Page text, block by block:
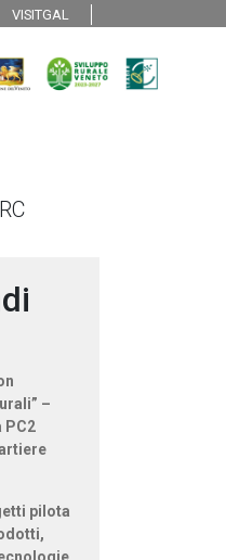
VISITGAL
–
PC2
pilota